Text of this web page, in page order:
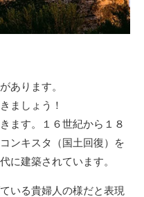
あります。
ましょう！
ます。１６世紀から１８
ンキスタ（国土回復）を
に建築されています。
いる貴婦人の様だと表現